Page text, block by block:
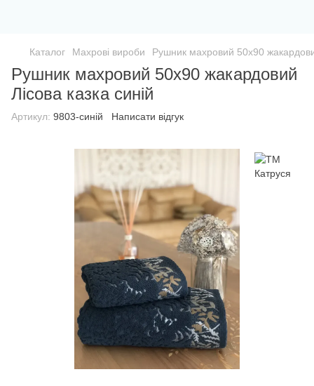
Каталог Махрові вироби Рушник махровий 50х90
Рушник махровий 50х90 жакардовий
Лісова казка синій
Артикул: 9803-синій Написати відгук